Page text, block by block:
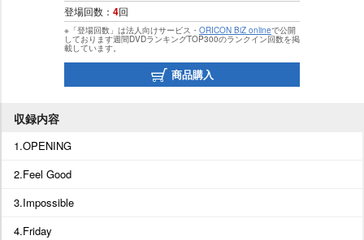
登場回数： 4回
※「登場回数」は法人向けサービス・ ORICON BiZ onlineで公開
しております週間DVDランキングTOP300のランクイン回数を掲
載しています。
商品購入
収録内容
1.OPENING
2.Feel Good
3.Impossible
4.Friday